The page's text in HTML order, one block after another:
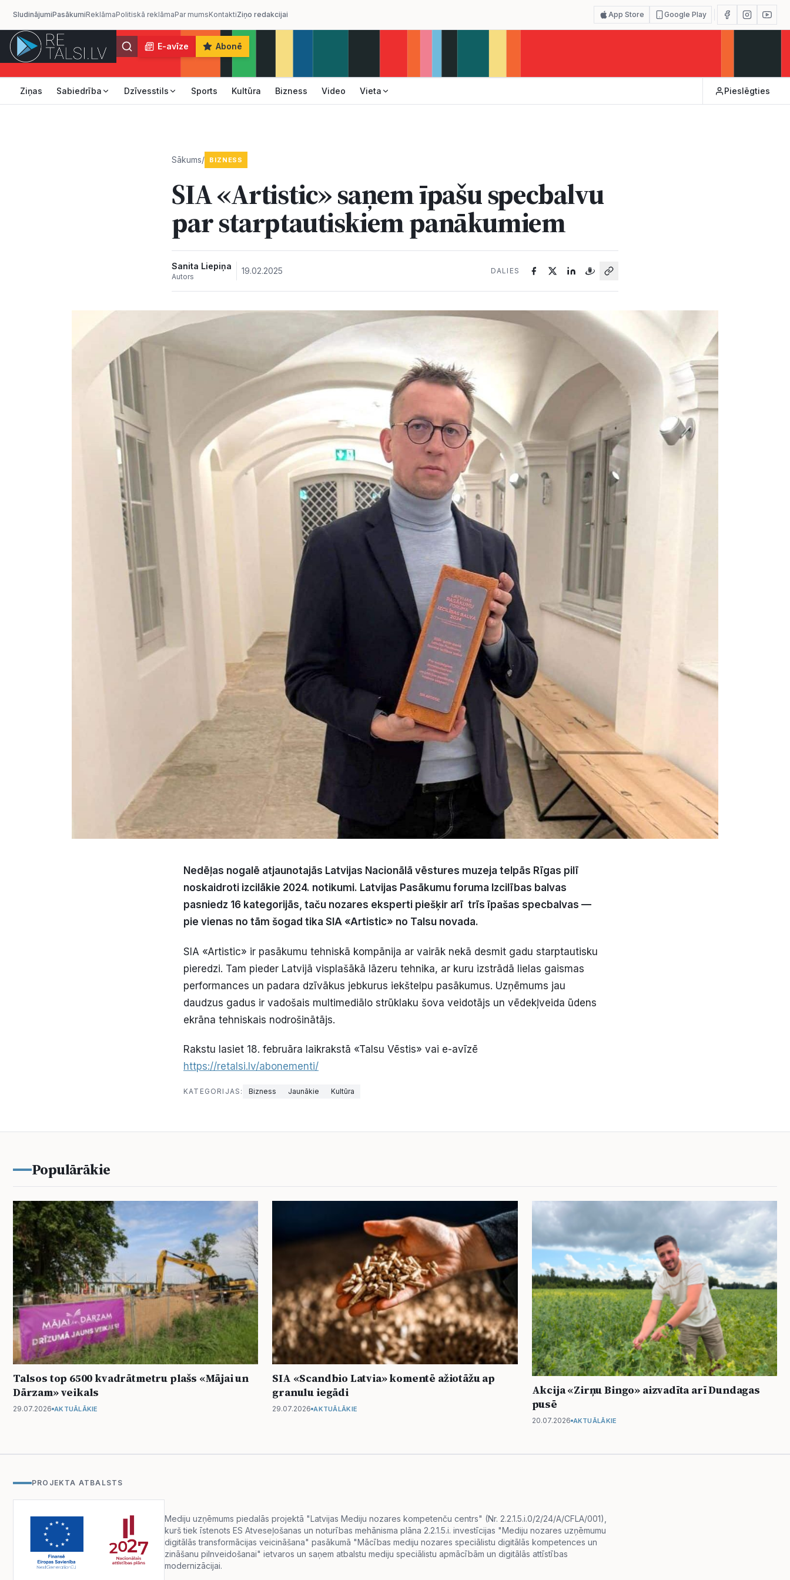
SludinājumiPasākumiReklāmaPolitiskā reklāmaPar mumsKontaktiZiņo redakcijai App Store Google Play
E-avīze Abonē
Ziņas Sabiedrība Dzīvesstils Sports Kultūra Bizness Video Vieta Pieslēgties
Sākums/ BIZNESS
SIA «Artistic» saņem īpašu specbalvu
par starptautiskiem panākumiem
Sanita Liepiņa
Autors
19.02.2025 DALIES
Nedēļas nogalē atjaunotajās Latvijas Nacionālā vēstures muzeja telpās Rīgas pilī
noskaidroti izcilākie 2024. notikumi. Latvijas Pasākumu foruma Izcilības balvas
pasniedz 16 kategorijās, taču nozares eksperti piešķir arī trīs īpašas specbalvas —
pie vienas no tām šogad tika SIA «Artistic» no Talsu novada.
SIA «Artistic» ir pasākumu tehniskā kompānija ar vairāk nekā desmit gadu starptautisku
pieredzi. Tam pieder Latvijā visplašākā lāzeru tehnika, ar kuru izstrādā lielas gaismas
performances un padara dzīvākus jebkurus iekštelpu pasākumus. Uzņēmums jau
daudzus gadus ir vadošais multimediālo strūklaku šova veidotājs un vēdekļveida ūdens
ekrāna tehniskais nodrošinātājs.
Rakstu lasiet 18. februāra laikrakstā «Talsu Vēstis» vai e-avīzē
https://retalsi.lv/abonementi/
KATEGORIJAS: Bizness Jaunākie Kultūra
Populārākie
Talsos top 6500 kvadrātmetru plašs «Mājai un
Dārzam» veikals
29.07.2026 AKTUĀLĀKIE
SIA «Scandbio Latvia» komentē ažiotāžu ap
granulu iegādi
29.07.2026 AKTUĀLĀKIE
Akcija «Zirņu Bingo» aizvadīta arī Dundagas
pusē
20.07.2026 AKTUĀLĀKIE
PROJEKTA ATBALSTS
Mediju uzņēmums piedalās projektā "Latvijas Mediju nozares kompetenču centrs" (Nr. 2.2.1.5.i.0/2/24/A/CFLA/001),
kurš tiek īstenots ES Atveseļošanas un noturības mehānisma plāna 2.2.1.5.i. investīcijas "Mediju nozares uzņēmumu
digitālās transformācijas veicināšana" pasākumā "Mācības mediju nozares speciālistu digitālās kompetences un
zināšanu pilnveidošanai" ietvaros un saņem atbalstu mediju speciālistu apmācībām un digitālās attīstības
modernizācijai.